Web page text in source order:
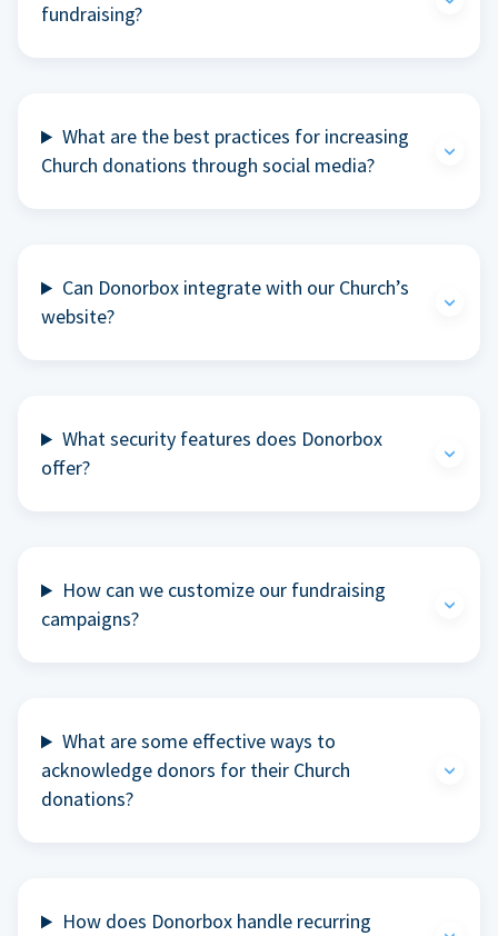
fundraising?
What are the best practices for increasing
Church donations through social media?
Can Donorbox integrate with our Church’s
website?
What security features does Donorbox
offer?
How can we customize our fundraising
campaigns?
What are some effective ways to
acknowledge donors for their Church
donations?
How does Donorbox handle recurring